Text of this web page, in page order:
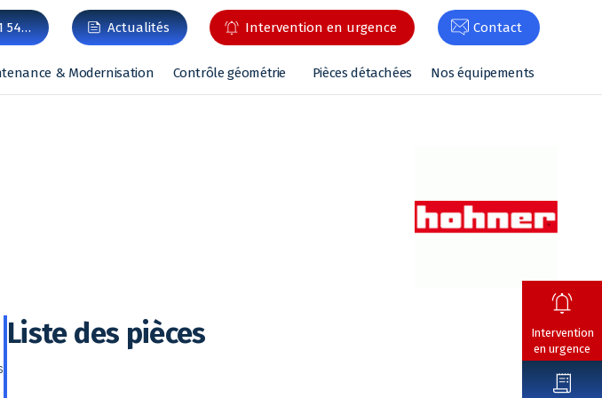
54… Actualités Intervention en urgence Contact
& Modernisation Contrôle géométrie Pièces détachées Nos équipements
Intervention
en urgence
Liste des pièces